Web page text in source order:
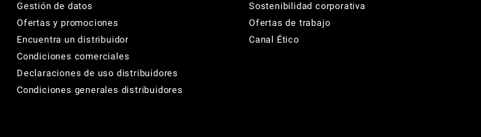
Gestión de datos
Ofertas y promociones
Encuentra un distribuidor
Condiciones comerciales
Declaraciones de uso distribuidores
Condiciones generales distribuidores
Sostenibilidad corporativa
Ofertas de trabajo
Canal Ético